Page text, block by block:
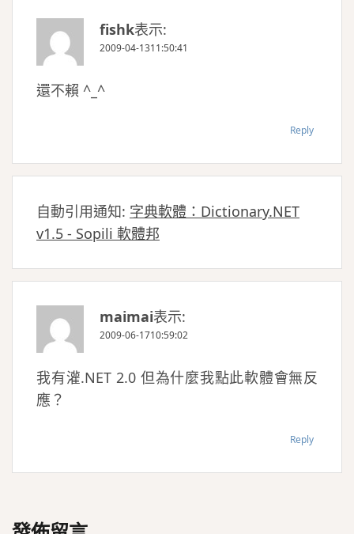
fishk表示:
2009-04-1311:50:41
還不賴 ^_^
Reply
自動引用通知: 字典軟體：Dictionary.NET
v1.5 - Sopili 軟體邦
maimai表示:
2009-06-1710:59:02
我有灌.NET 2.0 但為什麼我點此軟體會無反
應？
Reply